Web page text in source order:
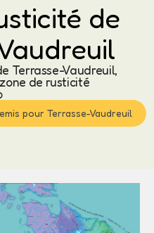
de
Terrasse-Vaudreuil,
de rusticité
pour Terrasse-Vaudreuil